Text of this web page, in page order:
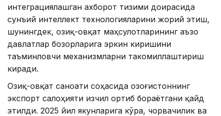
интеграциялашган ахборот тизими доирасида
сунъий интеллект технологияларини жорий этиш,
шунингдек, озиқ-овқат маҳсулотларининг аъзо
давлатлар бозорларига эркин киришини
таъминловчи механизмларни такомиллаштириш
киради.
Озиқ-овқат саноати соҳасида Қозоғистоннинг
экспорт салоҳияти изчил ортиб бораётгани қайд
этилди. 2025 йил якунларига кўра, чорвачилик ва